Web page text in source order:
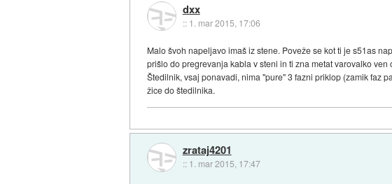
dxx
:: 1. mar 2015, 17:06
Malo švoh napeljavo imaš iz stene. Poveže se kot ti je s51as
prišlo do pregrevanja kabla v steni in ti zna metat varovalko
Štedilnik, vsaj ponavadi, nima "pure" 3 fazni priklop (zamik faz
žice do štedilnika.
zrataj4201
:: 1. mar 2015, 17:47